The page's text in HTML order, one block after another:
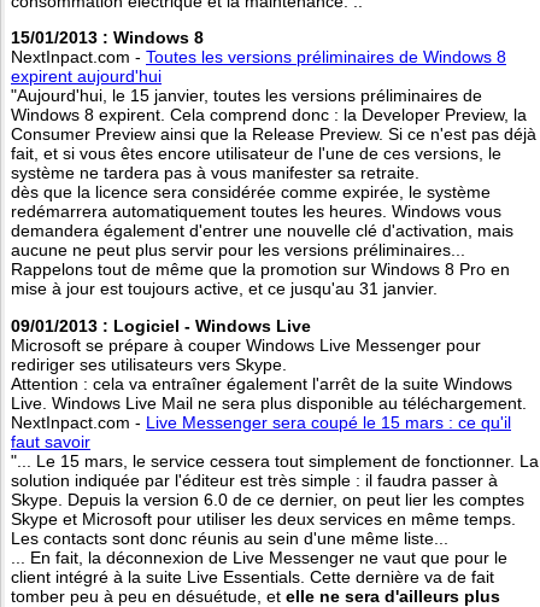
15/01/2013 : Windows 8
NextInpact.com - Toutes les versions préliminaires de Windows 8
expirent aujourd'hui
"Aujourd'hui, le 15 janvier, toutes les versions préliminaires de
Windows 8 expirent. Cela comprend donc : la Developer Preview, la
Consumer Preview ainsi que la Release Preview. Si ce n'est pas déjà
fait, et si vous êtes encore utilisateur de l'une de ces versions, le
système ne tardera pas à vous manifester sa retraite.
dès que la licence sera considérée comme expirée, le système
redémarrera automatiquement toutes les heures. Windows vous
demandera également d'entrer une nouvelle clé d'activation, mais
aucune ne peut plus servir pour les versions préliminaires...
Rappelons tout de même que la promotion sur Windows 8 Pro en
mise à jour est toujours active, et ce jusqu'au 31 janvier.
09/01/2013 : Logiciel - Windows Live
Microsoft se prépare à couper Windows Live Messenger pour
rediriger ses utilisateurs vers Skype.
Attention : cela va entraîner également l'arrêt de la suite Windows
Live. Windows Live Mail ne sera plus disponible au téléchargement.
NextInpact.com - Live Messenger sera coupé le 15 mars : ce qu'il
faut savoir
"... Le 15 mars, le service cessera tout simplement de fonctionner. La
solution indiquée par l'éditeur est très simple : il faudra passer à
Skype. Depuis la version 6.0 de ce dernier, on peut lier les comptes
Skype et Microsoft pour utiliser les deux services en même temps.
Les contacts sont donc réunis au sein d'une même liste...
... En fait, la déconnexion de Live Messenger ne vaut que pour le
client intégré à la suite Live Essentials. Cette dernière va de fait
tomber peu à peu en désuétude, et elle ne sera d'ailleurs plus